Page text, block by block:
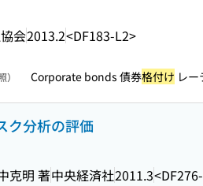
会2013.2<DF183-L2>
Corporate bonds 債券格付け レ
ク分析の評価
克明 著中央経済社2011.3